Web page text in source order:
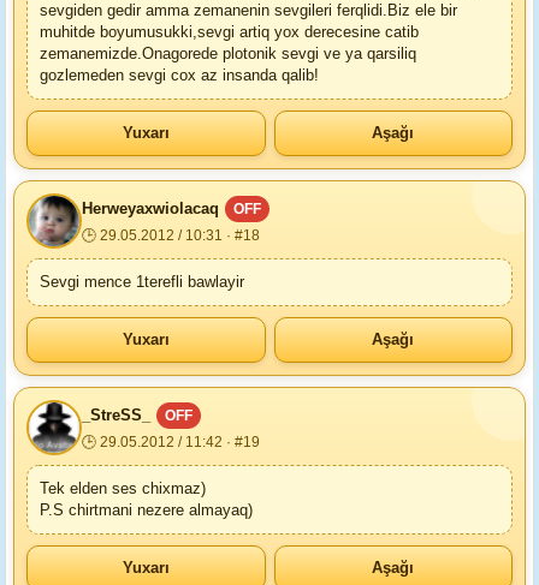
sevgiden gedir amma zemanenin sevgileri ferqlidi.Biz ele bir
muhitde boyumusukki,sevgi artiq yox derecesine catib
zemanemizde.Onagorede plotonik sevgi ve ya qarsiliq
gozlemeden sevgi cox az insanda qalib!
Yuxarı Aşağı
Herweyaxwiolacaq
OFF
🕒 29.05.2012 / 10:31 · #18
Sevgi mence 1terefli bawlayir
Yuxarı Aşağı
_StreSS_
OFF
🕒 29.05.2012 / 11:42 · #19
Tek elden ses chixmaz)
P.S chirtmani nezere almayaq)
Yuxarı Aşağı